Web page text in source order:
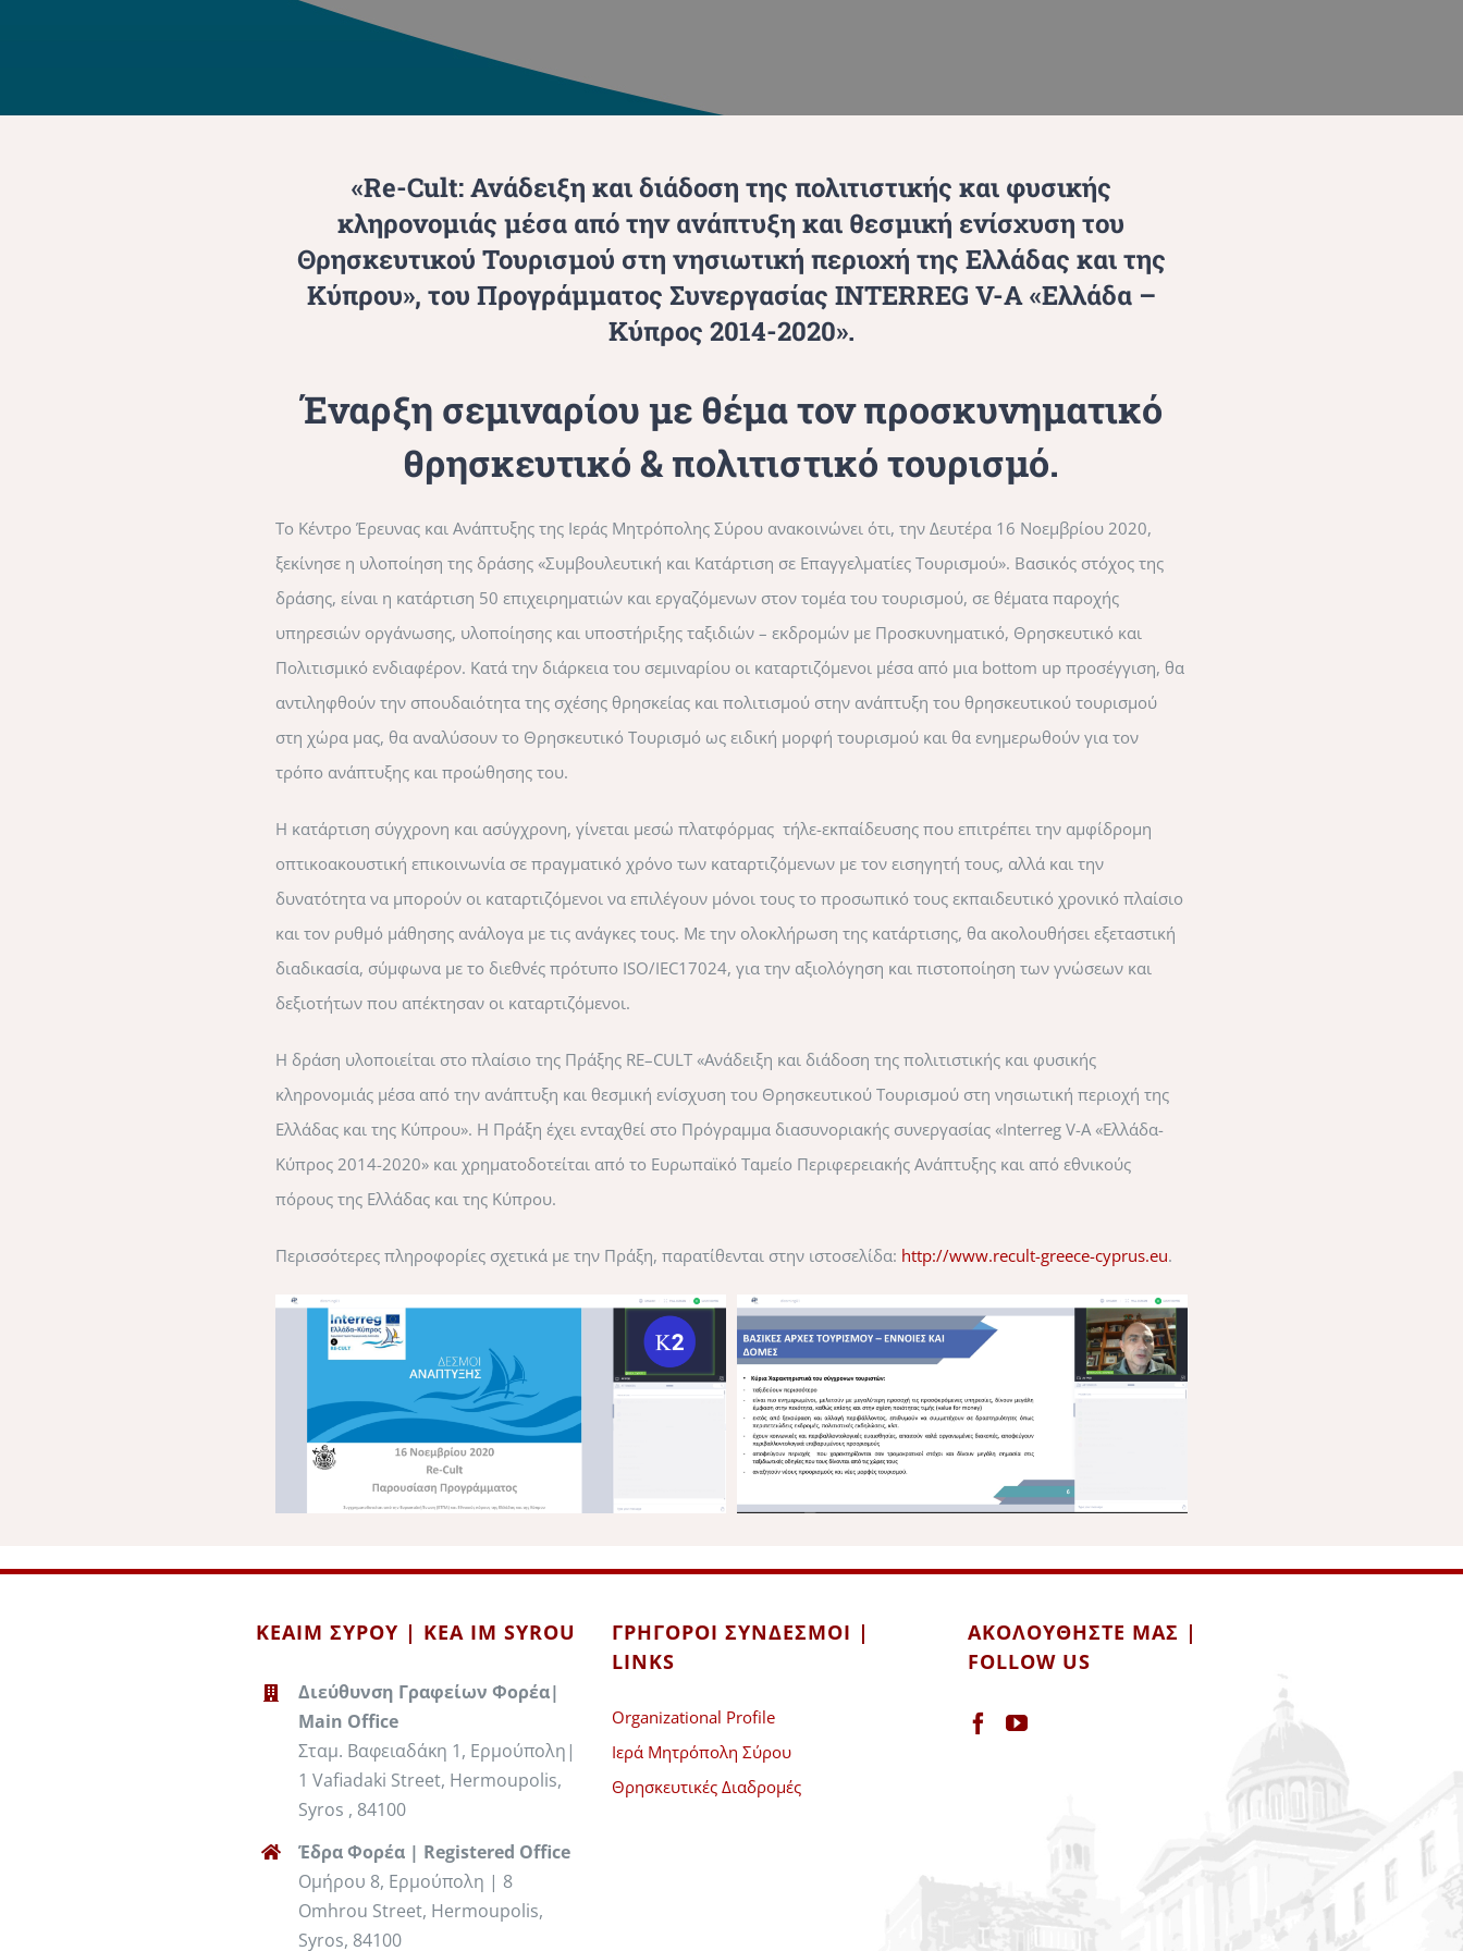
«Re-Cult: Ανάδειξη και διάδοση της πολιτιστικής και φυσικής
κληρονομιάς μέσα από την ανάπτυξη και θεσμική ενίσχυση του
Θρησκευτικού Τουρισμού στη νησιωτική περιοχή της Ελλάδας και της
Κύπρου», του Προγράμματος Συνεργασίας INTERREG V-A «Ελλάδα –
Κύπρος 2014-2020».
Έναρξη σεμιναρίου με θέμα τον προσκυνηματικό
θρησκευτικό & πολιτιστικό τουρισμό.
Το Κέντρο Έρευνας και Ανάπτυξης της Ιεράς Μητρόπολης Σύρου ανακοινώνει ότι, την Δευτέρα 16 Νοεμβρίου 2020,
ξεκίνησε η υλοποίηση της δράσης «Συμβουλευτική και Κατάρτιση σε Επαγγελματίες Τουρισμού». Βασικός στόχος της
δράσης, είναι η κατάρτιση 50 επιχειρηματιών και εργαζόμενων στον τομέα του τουρισμού, σε θέματα παροχής
υπηρεσιών οργάνωσης, υλοποίησης και υποστήριξης ταξιδιών – εκδρομών με Προσκυνηματικό, Θρησκευτικό και
Πολιτισμικό ενδιαφέρον. Κατά την διάρκεια του σεμιναρίου οι καταρτιζόμενοι μέσα από μια bottom up προσέγγιση, θα
αντιληφθούν την σπουδαιότητα της σχέσης θρησκείας και πολιτισμού στην ανάπτυξη του θρησκευτικού τουρισμού
στη χώρα μας, θα αναλύσουν το Θρησκευτικό Τουρισμό ως ειδική μορφή τουρισμού και θα ενημερωθούν για τον
τρόπο ανάπτυξης και προώθησης του.
Η κατάρτιση σύγχρονη και ασύγχρονη, γίνεται μεσώ πλατφόρμας τήλε-εκπαίδευσης που επιτρέπει την αμφίδρομη
οπτικοακουστική επικοινωνία σε πραγματικό χρόνο των καταρτιζόμενων με τον εισηγητή τους, αλλά και την
δυνατότητα να μπορούν οι καταρτιζόμενοι να επιλέγουν μόνοι τους το προσωπικό τους εκπαιδευτικό χρονικό πλαίσιο
και τον ρυθμό μάθησης ανάλογα με τις ανάγκες τους. Με την ολοκλήρωση της κατάρτισης, θα ακολουθήσει εξεταστική
διαδικασία, σύμφωνα με το διεθνές πρότυπο ISO/IEC17024, για την αξιολόγηση και πιστοποίηση των γνώσεων και
δεξιοτήτων που απέκτησαν οι καταρτιζόμενοι.
Η δράση υλοποιείται στο πλαίσιο της Πράξης RE–CULT «Ανάδειξη και διάδοση της πολιτιστικής και φυσικής
κληρονομιάς μέσα από την ανάπτυξη και θεσμική ενίσχυση του Θρησκευτικού Τουρισμού στη νησιωτική περιοχή της
Ελλάδας και της Κύπρου». Η Πράξη έχει ενταχθεί στο Πρόγραμμα διασυνοριακής συνεργασίας «Interreg V-A «Ελλάδα-
Κύπρος 2014-2020» και χρηματοδοτείται από το Ευρωπαϊκό Ταμείο Περιφερειακής Ανάπτυξης και από εθνικούς
πόρους της Ελλάδας και της Κύπρου.
Περισσότερες πληροφορίες σχετικά με την Πράξη, παρατίθενται στην ιστοσελίδα: http://www.recult-greece-cyprus.eu.
ΚΕΑΙΜ ΣΥΡΟΥ | KEA IM SYROU
Διεύθυνση Γραφείων Φορέα|
Main Office
Σταμ. Βαφειαδάκη 1, Ερμούπολη|
1 Vafiadaki Street, Hermoupolis,
Syros , 84100
Έδρα Φορέα | Registered Office
Ομήρου 8, Ερμούπολη | 8
Omhrou Street, Hermoupolis,
Syros, 84100
ΓΡΉΓΟΡΟΙ ΣΎΝΔΕΣΜΟΙ |
LINKS
Organizational Profile
Ιερά Μητρόπολη Σύρου
Θρησκευτικές Διαδρομές
ΑΚΟΛΟΥΘΉΣΤΕ ΜΑΣ |
FOLLOW US